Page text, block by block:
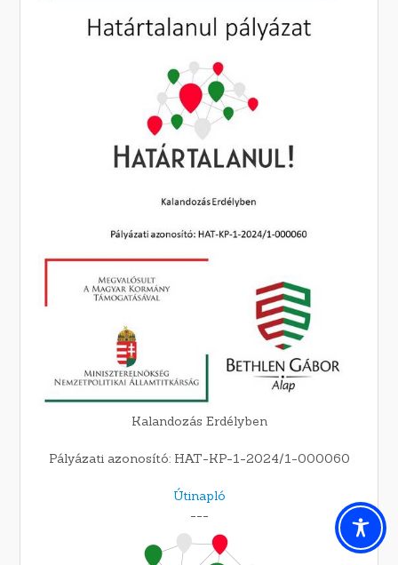
Kalandozás Erdélyben
Pályázati azonosító: HAT-KP-1-2024/1-000060
Útinapló
---